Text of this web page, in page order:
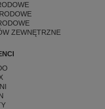
ZEWNĘTRZNE